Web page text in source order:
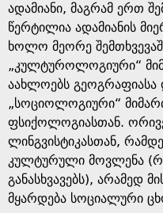
ადამიანი, მაგრამ ერთ
წერტილია ადამიანის
ხოლო მეორე
„კულტუროლოგიური“
აახლოებს
„სოციოლოგიური“
ფსიქოლოგიასთან.
ლინგვისტიკასთან,
კულტურული მოვლენა
განასხვავებს), არამედ
მყარდება სოციალური